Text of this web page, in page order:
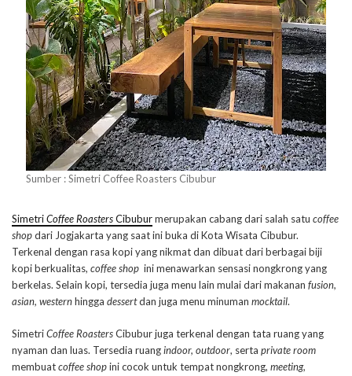
Sumber : Simetri Coffee Roasters Cibubur
SimetriCoffee RoastersCibuburmerupakan cabang dari salah satu coffee
shopdari Jogjakarta yang saat ini buka di Kota Wisata Cibubur.
Terkenal dengan rasa kopi yang nikmat dan dibuat dari berbagai biji
kopi berkualitas, coffee shop ini menawarkan sensasi nongkrong yang
berkelas. Selain kopi, tersedia juga menu lain mulai dari makanan fusion,
asian, westernhingga dessertdan juga menu minuman mocktail.
SimetriCoffee RoastersCibubur juga terkenal dengan tata ruang yang
nyaman dan luas. Tersedia ruangindoor, outdoor, serta private room
membuatcoffee shopini cocok untuk tempat nongkrong, meeting,